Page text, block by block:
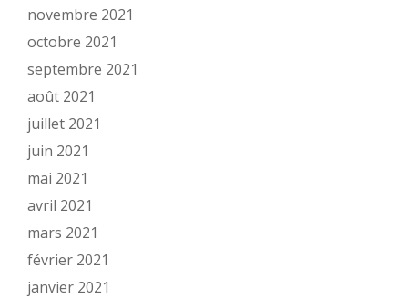
novembre 2021
octobre 2021
septembre 2021
août 2021
juillet 2021
juin 2021
mai 2021
avril 2021
mars 2021
février 2021
janvier 2021